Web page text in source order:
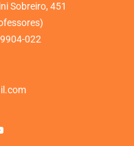
Sobreiro, 451
022